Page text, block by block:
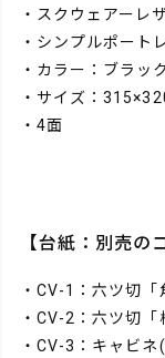
・スクウェアーレ
・シンプルポート
・カラー：ブラック
・サイズ：
・4面
【台紙：別売の
・CV-1：六ツ切「
・CV-2：六ツ切「
・CV-3：キャビ